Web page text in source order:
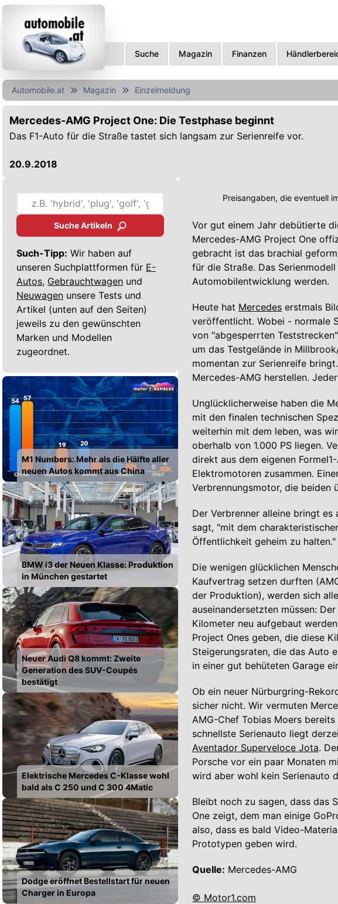
Suche Magazin Finanzen
Automobile.at Magazin Einzelmeldung
Mercedes-AMG Project One: Die Testphase beginnt
Das F1-Auto für die Straße tastet sich langsam zur Serienreife vor.
20.9.2018
Suche Artikeln
Such-Tipp: Wir haben auf
unseren Suchplattformen für E-
Autos, Gebrauchtwagen und
Neuwagen unsere Tests und
Artikel (unten auf den Seiten)
jeweils zu den gewünschten
Marken und Modellen
zugeordnet.
M1 Numbers: Mehr als die Hälfte aller
neuen Autos kommt aus China
BMW i3 der Neuen Klasse: Produktion
in München gestartet
Neuer Audi Q8 kommt: Zweite
Generation des SUV-Coupés
bestätigt
Elektrische Mercedes C-Klasse wohl
bald als C 250 und C 300 4Matic
Dodge eröffnet Bestellstart für neuen
Charger in Europa
Preisangaben, die eventuell
Vor gut einem Jahr debütierte
Mercedes-AMG Project One
gebracht ist das brachial
für die Straße. Das
Automobilentwicklung werden.
Heute hat Mercedes erstmals
veröffentlicht. Wobei - normale
von "abgesperrten
um das Testgelände in
momentan zur Serienreife
Mercedes-AMG herstellen.
Unglücklicherweise haben die
mit den finalen technischen
weiterhin mit dem leben, was
oberhalb von 1.000 PS liegen.
direkt aus dem eigenen
Elektromotoren zusammen.
Verbrennungsmotor, die beiden
Der Verbrenner alleine bringt
sagt, "mit dem
Öffentlichkeit geheim zu halten."
Die wenigen glücklichen
Kaufvertrag setzen durften
der Produktion), werden sich
auseinandersetzten müssen:
Kilometer neu aufgebaut
Project Ones geben, die diese
Steigerungsraten, die das Auto
in einer gut behüteten Garage
Ob ein neuer Nürburgring-
sicher nicht. Wir vermuten
AMG-Chef Tobias Moers
schnellste Serienauto liegt
Aventador Superveloce Jota.
Porsche vor ein paar Monaten
wird aber wohl kein Serienauto
Bleibt noch zu sagen, dass das
One zeigt, dem man einige
also, dass es bald Video-
Prototypen geben wird.
Quelle: Mercedes-AMG
© Motor1.com